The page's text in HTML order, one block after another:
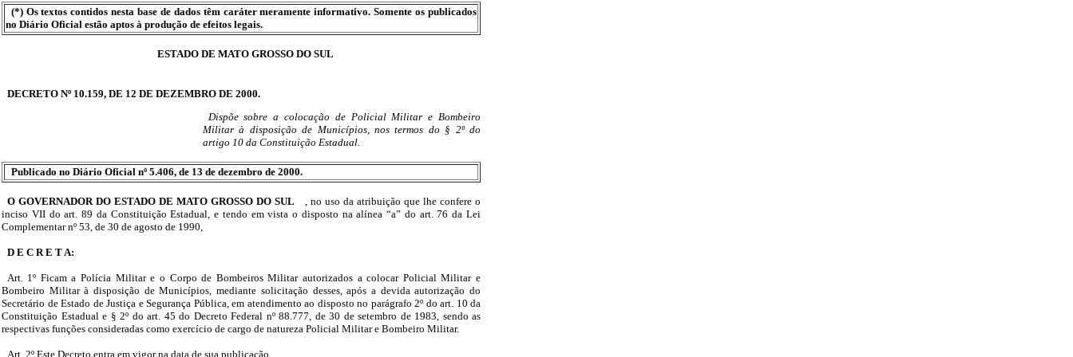
(*) Os textos contidos nesta base de dados têm caráter meramente informativo. Somente os publicados
no Diário Oficial estão aptos à produção de efeitos legais.
ESTADO DE MATO GROSSO DO SUL
DECRETO Nº 10.159, DE 12 DE DEZEMBRO DE 2000.
Dispõe sobre a colocação de Policial Militar e Bombeiro
Militar à disposição de Municípios, nos termos do § 2º do
artigo 10 da Constituição Estadual.
Publicado no Diário Oficial nº 5.406, de 13 de dezembro de 2000.
O GOVERNADOR DO ESTADO DE MATO GROSSO DO SUL
, no uso da atribuição que lhe confere o
inciso VII do art. 89 da Constituição Estadual, e tendo em vista o disposto na alínea “a” do art. 76 da Lei
Complementar nº 53, de 30 de agosto de 1990,
D E C R E T A:
Art. 1º Ficam a Polícia Militar e o Corpo de Bombeiros Militar autorizados a colocar Policial Militar e
Bombeiro Militar à disposição de Municípios, mediante solicitação desses, após a devida autorização do
Secretário de Estado de Justiça e Segurança Pública, em atendimento ao disposto no parágrafo 2º do art. 10 da
Constituição Estadual e § 2º do art. 45 do Decreto Federal nº 88.777, de 30 de setembro de 1983, sendo as
respectivas funções consideradas como exercício de cargo de natureza Policial Militar e Bombeiro Militar.
Art. 2º Este Decreto entra em vigor na data de sua publicação.